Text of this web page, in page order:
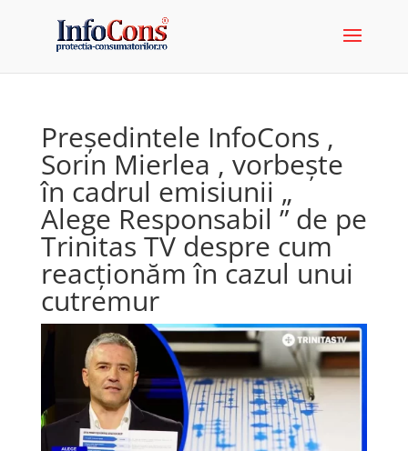
Președintele InfoCons ,
Sorin Mierlea , vorbește
în cadrul emisiunii „
Alege Responsabil ” de pe
Trinitas TV despre cum
reacționăm în cazul unui
cutremur